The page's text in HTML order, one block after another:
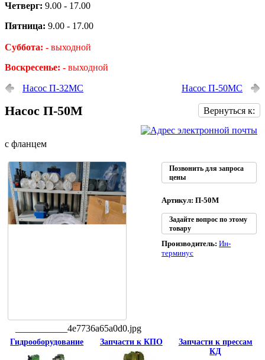
Четверг: 9.00 - 17.00
Пятница: 9.00 - 17.00
Суббота: - выходной
Воскресенье: - выходной
Насос П-32МС Насос П-50МС
Вернуться к:
Насос П-50М
с фланцем
___________4e7736a65a0d0.jpg
Позвонить для запроса
цены
Артикул: П-50М
Задайте вопрос по этому
товару
Производитель:Ин-
терминус
Гидрооборудование Запчасти к КПО
Запчасти к прессам
КД